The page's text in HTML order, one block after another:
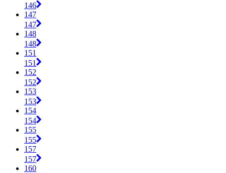
146
147
147
148
148
151
151
152
152
153
153
154
154
155
155
157
157
160